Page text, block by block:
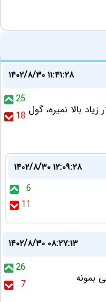
۱۴۰۲/۸/۳۰ ۱۱:۴۱:۲۸
25
18 بالا نمیره، گول
۱۴۰۲/۸/۳۰ ۱۲:۰۹:۲۸
6
11
۱۴۰۲/۸/۳۰ ۰۸:۲۷:۱۳
26
7
بمونه